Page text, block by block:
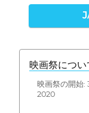
映画祭につい
映画祭の開始
2020